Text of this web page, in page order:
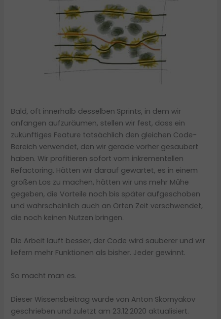
Bald, oft innerhalb desselben Sprints, in dem wir
anfangen aufzuräumen, stellen wir fest, dass ein
zukünftiges Feature tatsächlich den gleichen Code-
Bereich verwendet, den wir gerade vorher gesäubert
haben. Wir profitieren sofort vom inkrementellen
Refactoring. Hätten wir darauf gewartet, es in einem
großen Los zu machen, hätten wir uns mehr Mühe
gegeben, die Vorteile noch bis später aufgeschoben
und wahrscheinlich auch an Orten Zeit verschwendet,
die noch keinen Nutzen bringen.
Die Arbeit läuft besser, der Code wird sauberer und wir
liefern mehr Funktionen als bisher. Jeder gewinnt.
So macht man es.
Dieser Wissensbeitrag wurde von Anton Skornyakov
geschrieben und zuletzt am 23.12.2020 aktualisiert.